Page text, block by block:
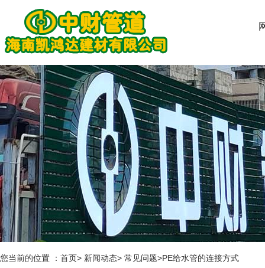
您当前的位置 ：首页> 新闻动态> 常见问题>PE给水管的连接方式